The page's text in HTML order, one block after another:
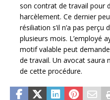
son contrat de travail pour
harcèlement. Ce dernier
résiliation s’il n’a pas
plusieurs mois. L’employé
motif valable peut
de travail. Un avocat saura
de cette procédure.